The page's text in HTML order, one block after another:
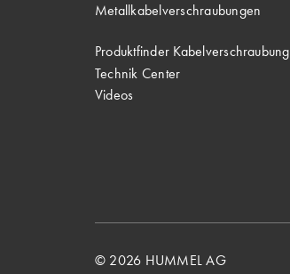
Metallkabelverschraubungen
Produktfinder Kabelverschraubung
Technik Center
Videos
© 2026 HUMMEL AG